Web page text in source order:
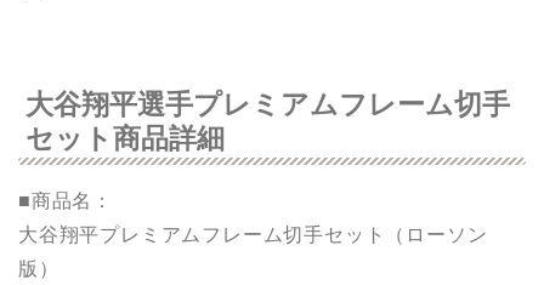
大谷翔平選手プレミアムフレーム切手
セット商品詳細
■商品名：
大谷翔平プレミアムフレーム切手セット（ローソン
版）